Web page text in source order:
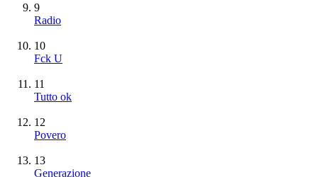
9
Radio
10
Fck U
11
Tutto ok
12
Povero
13
Generazione